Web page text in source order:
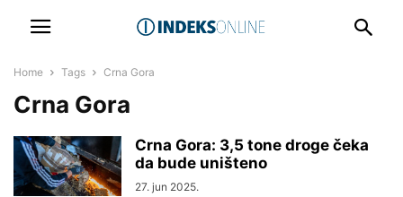
Home Tags Crna Gora
Crna Gora
Crna Gora: 3,5 tone droge čeka
da bude uništeno
27. jun 2025.